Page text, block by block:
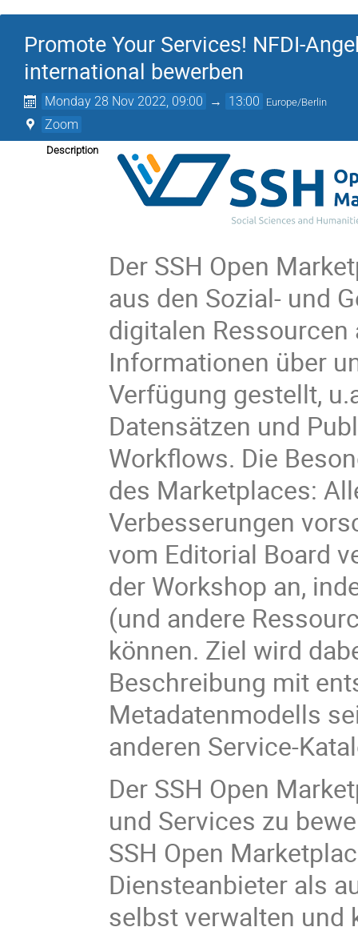
Promote Your Services! NFDI-
international bewerben
Monday 28 Nov 2022, 09:00 → 13:00 Europe/Berlin
Zoom
Description
Der SSH Open
aus den Sozial- und
digitalen
Informationen über
Verfügung gestellt,
Datensätzen und
Workflows. Die
des Marketplaces:
Verbesserungen
vom Editorial Board
der Workshop an,
(und andere
können. Ziel wird
Beschreibung mit
Metadatenmodells
anderen Service-
Der SSH Open
und Services zu
SSH Open
Diensteanbieter als
selbst verwalten und